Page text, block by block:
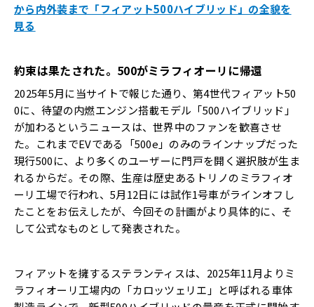
から内外装まで「フィアット500ハイブリッド」の全貌を
見る
約束は果たされた。500がミラフィオーリに帰還
2025年5月に当サイトで報じた通り、第4世代フィアット50
0に、待望の内燃エンジン搭載モデル「500ハイブリッド」
が加わるというニュースは、世界中のファンを歓喜させ
た。これまでEVである「500e」のみのラインナップだった
現行500に、より多くのユーザーに門戸を開く選択肢が生ま
れるからだ。その際、生産は歴史あるトリノのミラフィオ
ーリ工場で行われ、5月12日には試作1号車がラインオフし
たことをお伝えしたが、今回その計画がより具体的に、そ
して公式なものとして発表された。
フィアットを擁するステランティスは、2025年11月よりミ
ラフィオーリ工場内の「カロッツェリエ」と呼ばれる車体